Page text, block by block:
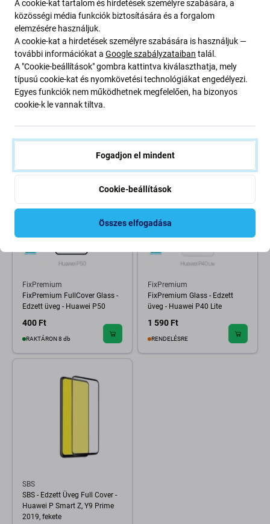
FixPremium
FixPremium HydroGel Anti-
Spy - Védőfólia - Huawei Mate
X6
790 Ft
RAKTÁRON 9 db
FixPremium
FixPremium HydroGel Anti-
Spy - Védőfólia - Huawei Nova
790 Ft
RAKTÁRON 10+ db
FixPremium
FixPremium FullCover Glass -
Edzett üveg - Huawei P50
400 Ft
RAKTÁRON 8 db
FixPremium
FixPremium Glass - Edzett
üveg - Huawei P40 Lite
1 590 Ft
RENDELÉSRE
SBS
SBS - Edzett Üveg Full Cover -
Huawei P Smart Z, Y9 Prime
2019, fekete
A cookie-kat tartalom és hirdetések személyre szabására, a
közösségi média funkciók biztosítására és a forgalom
elemzésére használjuk.
A cookie-kat a hirdetések személyre szabására is használjuk —
további információkat a Google szabályzataiban talál.
A "Cookie-beállítások" gombra kattintva kiválaszthatja, mely
típusú cookie-kat és nyomkövetési technológiákat engedélyezi.
Egyes funkciók nem működhetnek megfelelően, ha bizonyos
cookie-k le vannak tiltva.
Fogadjon el mindent
Cookie-beállítások
Összes elfogadása